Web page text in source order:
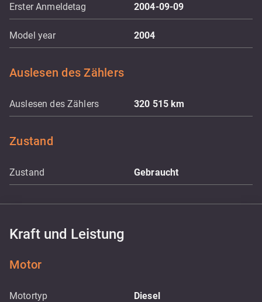
Erster Anmeldetag 2004-09-09
Model year 2004
Auslesen des Zählers
Auslesen des Zählers 320 515km
Zustand
Zustand Gebraucht
Kraft und Leistung
Motor
Motortyp Diesel